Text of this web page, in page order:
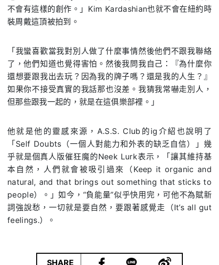
不會有這樣的創作。」Kim Kardashian也就不會在紐約時
裝周戴這頂被拍到。
「我蠻喜歡當我對別人做了什麼事情然後他們不跟我聯絡
了，他們知道也覺得害怕。然後我問我自己：『為什麼你
還想要跟我出去玩？因為我的牌子嗎？還是我的人生？』
如果你不接受真實的我話那也沒差。我猜我常嚇走別人，
但那些跟我一起的，就是在這俱樂部裡。」
他就是他的靈感來源，A.S.S. Club的ig介紹也說明了
「Self Doubts（一個人對能力和外表的缺乏自信）」幾
乎就是個真人版催狂魔的Neek Lurk表示，「讓其維持基
本自然，人們就會被吸引過來（Keep it organic and
natural, and that brings out something that sticks to
people）。」如今，“負能量”似乎快用完，可他不為賦新
詞強說愁，一切就是要自然，要跟著感覺走（It’s all gut
feelings.）。
SHARE